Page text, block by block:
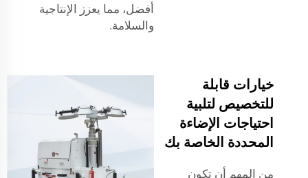
أفضل، مما يعزز الإنتاجية
والسلامة.
خيارات قابلة
للتخصيص لتلبية
احتياجات الإضاءة
المحددة الخاصة بك
من المهم أن تكون